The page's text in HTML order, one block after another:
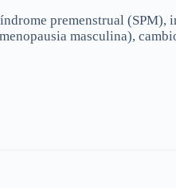
premenstrual
masculina),